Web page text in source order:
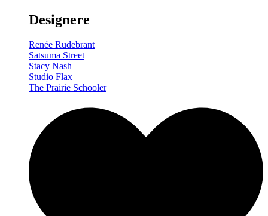
Designere
Renée Rudebrant
Satsuma Street
Stacy Nash
Studio Flax
The Prairie Schooler